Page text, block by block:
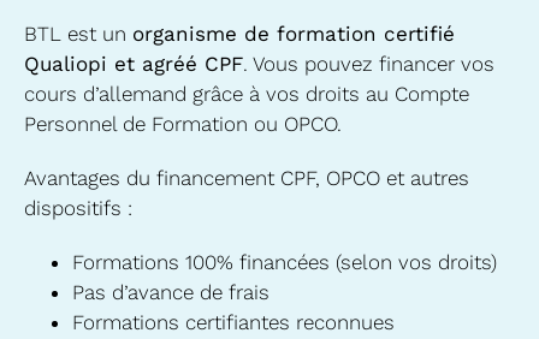
BTL est un organisme de formation certifié
Qualiopi et agréé CPF. Vous pouvez financer vos
cours d’allemand grâce à vos droits au Compte
Personnel de Formation ou OPCO.
Avantages du financement CPF, OPCO et autres
dispositifs :
Formations 100% financées (selon vos droits)
Pas d’avance de frais
Formations certifiantes reconnues